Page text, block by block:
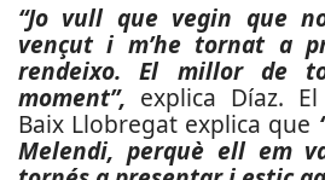
“Jo vull que vegin que
vençut i m’he tornat a
rendeixo. El millor de
moment”, explica Díaz.
Baix Llobregat explica que
Melendi, perquè ell em